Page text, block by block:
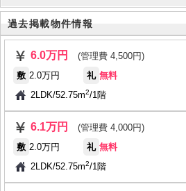
過去掲載物件情報
6.0万円
(管理費 4,500円)
敷 2.0万円 礼 無料
2LDK/52.75m2/1階
6.1万円
(管理費 4,000円)
敷 2.0万円 礼 無料
2LDK/52.75m2/1階